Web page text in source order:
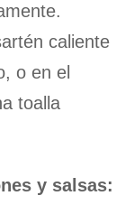
caliente
o en el
toalla
y salsas: